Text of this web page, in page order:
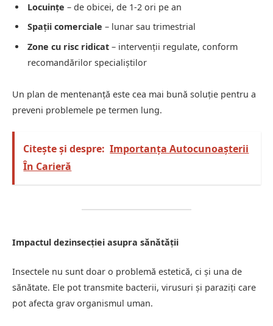
Locuințe – de obicei, de 1-2 ori pe an
Spații comerciale – lunar sau trimestrial
Zone cu risc ridicat – intervenții regulate, conform
recomandărilor specialiștilor
Un plan de mentenanță este cea mai bună soluție pentru a
preveni problemele pe termen lung.
Citește și despre: Importanța Autocunoașterii
În Carieră
Impactul dezinsecției asupra sănătății
Insectele nu sunt doar o problemă estetică, ci și una de
sănătate. Ele pot transmite bacterii, virusuri și paraziți care
pot afecta grav organismul uman.